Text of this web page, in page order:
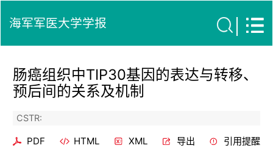
海军军医大学学报
肠癌组织中TIP30基因的表达与转移、
预后间的关系及机制
CSTR:
PDF HTML XML 导出 引用提醒